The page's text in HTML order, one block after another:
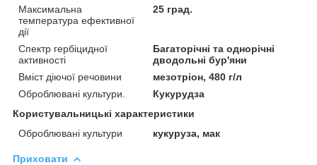
Максимальна
температура ефективної
дії
25 град.
Спектр гербіцидної
активності
Багаторічні та однорічні
дводольні бур'яни
Вміст діючої речовини
мезотріон, 480 г/л
Оброблювані культури.
Кукурудза
Користувальницькі характеристики
Оброблювані культури
кукуруза, мак
Приховати